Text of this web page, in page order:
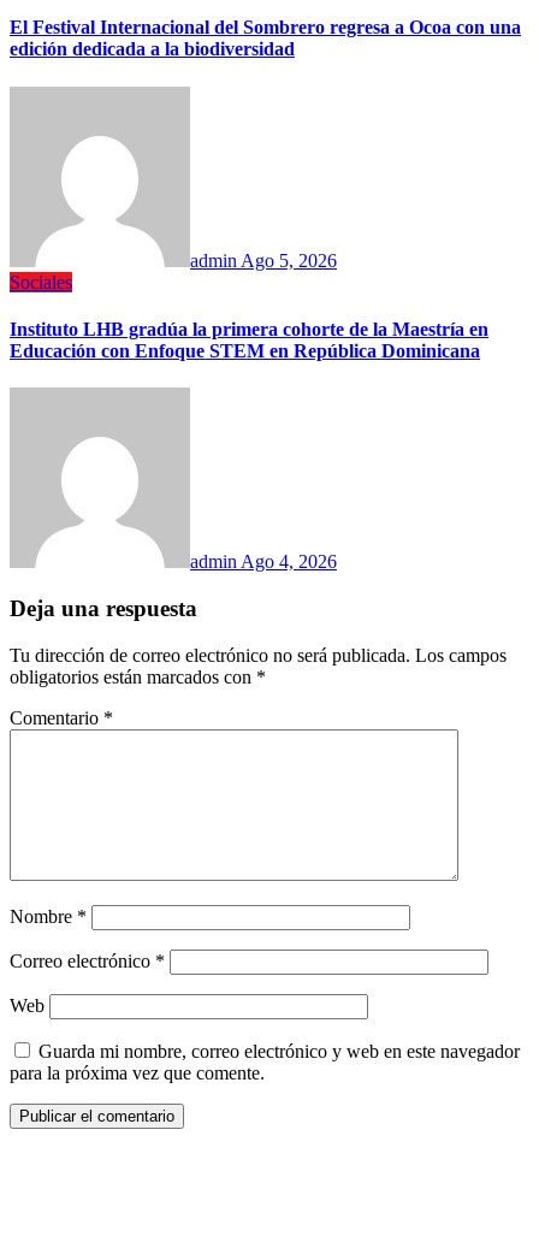
El Festival Internacional del Sombrero regresa a Ocoa con una
edición dedicada a la biodiversidad
admin Ago 5, 2026
Sociales
Instituto LHB gradúa la primera cohorte de la Maestría en
Educación con Enfoque STEM en República Dominicana
admin Ago 4, 2026
Deja una respuesta
Tu dirección de correo electrónico no será publicada. Los campos
obligatorios están marcados con *
Comentario *
Nombre *
Correo electrónico *
Web
Guarda mi nombre, correo electrónico y web en este navegador
para la próxima vez que comente.